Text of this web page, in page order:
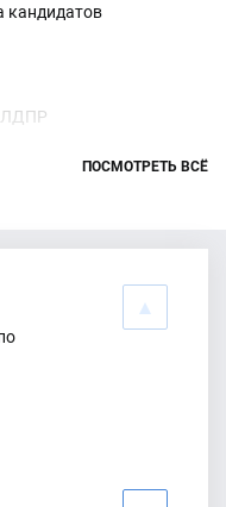
кандидатов
ЛДПР
Красносулинского
Собрания депутатов
ПОСМОТРЕТЬ ВСЁ